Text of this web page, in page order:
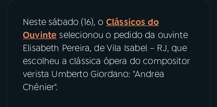
04 PROGRAMAS
PODCASTS
06VIDEOCASTS
Neste sábado (16), o Clássicos do
Ouvinte selecionou o pedido da ouvinte
Elisabeth Pereira, de Vila Isabel – RJ, que
escolheu a clássica ópera do compositor
verista Umberto Giordano: "Andrea
Chénier".